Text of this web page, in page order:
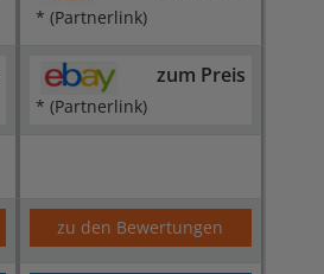
* (Partnerlink)
zum Preis
* (Partnerlink)
zu den Bewertungen